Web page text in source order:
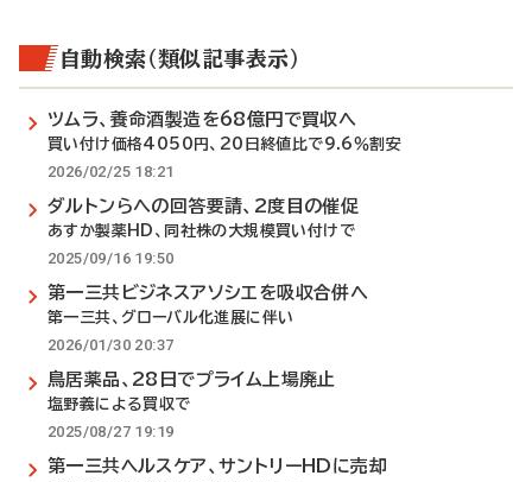
自動検索（類似記事表示）
ツムラ、養命酒製造を68億円で買収へ
買い付け価格4050円、20日終値比で9.6％割安
2026/02/25 18:21
ダルトンらへの回答要請、2度目の催促
あすか製薬HD、同社株の大規模買い付けで
2025/09/16 19:50
第一三共ビジネスアソシエを吸収合併へ
第一三共、グローバル化進展に伴い
2026/01/30 20:37
鳥居薬品、28日でプライム上場廃止
塩野義による買収で
2025/08/27 19:19
第一三共ヘルスケア、サントリーHDに売却